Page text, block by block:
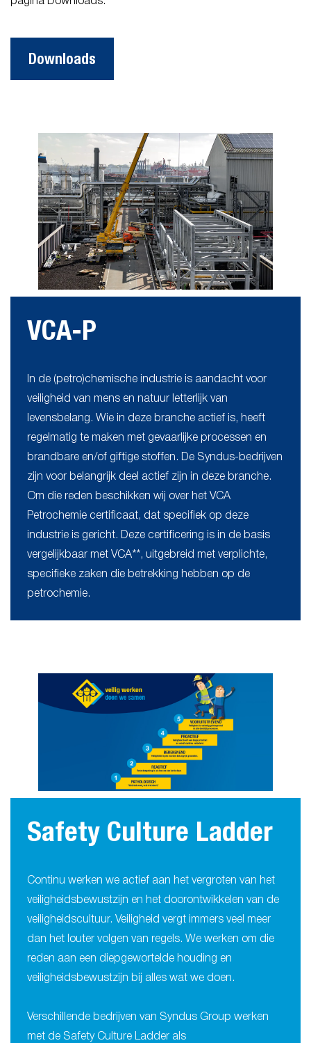
Downloads
VCA-P
In de (petro)chemische industrie is aandacht voor
veiligheid van mens en natuur letterlijk van
levensbelang. Wie in deze branche actief is, heeft
regelmatig te maken met gevaarlijke processen en
brandbare en/of giftige stoffen. De Syndus-bedrijven
zijn voor belangrijk deel actief zijn in deze branche.
Om die reden beschikken wij over het VCA
Petrochemie certificaat, dat specifiek op deze
industrie is gericht. Deze certificering is in de basis
vergelijkbaar met VCA**, uitgebreid met verplichte,
specifieke zaken die betrekking hebben op de
petrochemie.
Safety Culture Ladder
Continu werken we actief aan het vergroten van het
veiligheidsbewustzijn en het doorontwikkelen van de
veiligheidscultuur. Veiligheid vergt immers veel meer
dan het louter volgen van regels. We werken om die
reden aan een diepgewortelde houding en
veiligheidsbewustzijn bij alles wat we doen.
Verschillende bedrijven van Syndus Group werken
met de Safety Culture Ladder als